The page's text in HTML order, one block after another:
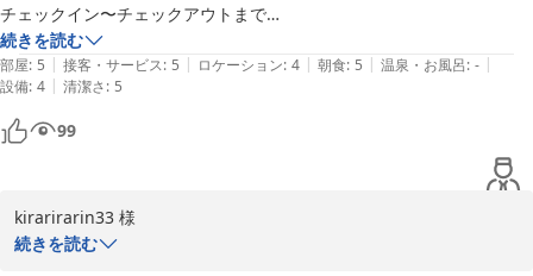
チェックイン〜チェックアウトまで
ほぼ待ち時間なくスムーズで、
チェックアウト後の荷物預かりもあり、
大変満足です！絶対また泊まりたいと思います！
素敵な旅をありがとうございました😆
続きを読む
部屋: 5 | 接客・サービス: 5 | ロケーション: 4 | 朝食: 5 | 温泉・お風呂: - |
設備: 4 | 清潔さ: 5
99
kirarirarin33 様
ホテルメトロポリタン 丸の内をご利用いただき、誠にありがとうご
続きを読む